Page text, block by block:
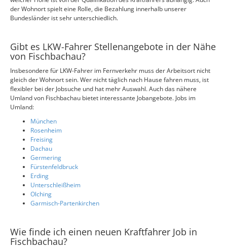
der Wohnort spielt eine Rolle, die Bezahlung innerhalb unserer
Bundesländer ist sehr unterschiedlich.
Gibt es LKW-Fahrer Stellenangebote in der Nähe
von Fischbachau?
Insbesondere für LKW-Fahrer im Fernverkehr muss der Arbeitsort nicht
gleich der Wohnort sein. Wer nicht täglich nach Hause fahren muss, ist
flexibler bei der Jobsuche und hat mehr Auswahl. Auch das nähere
Umland von Fischbachau bietet interessante Jobangebote. Jobs im
Umland:
München
Rosenheim
Freising
Dachau
Germering
Fürstenfeldbruck
Erding
Unterschleißheim
Olching
Garmisch-Partenkirchen
Wie finde ich einen neuen Kraftfahrer Job in
Fischbachau?